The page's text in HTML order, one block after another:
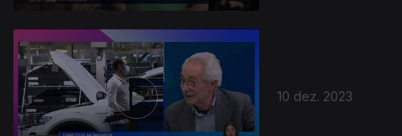
10 dez. 2023